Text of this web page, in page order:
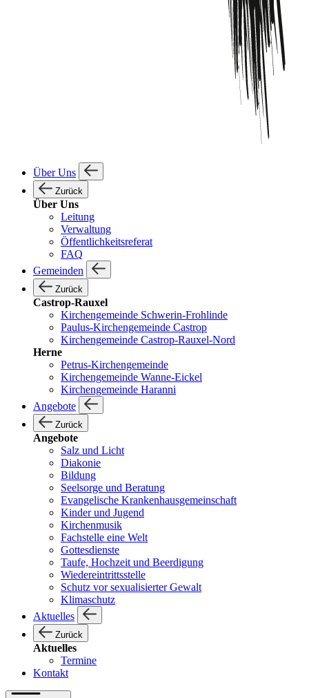
Über Uns
Zurück
Über Uns
Leitung
Verwaltung
Öffentlichkeitsreferat
FAQ
Gemeinden
Zurück
Castrop-Rauxel
Kirchengemeinde Schwerin-Frohlinde
Paulus-Kirchengemeinde Castrop
Kirchengemeinde Castrop-Rauxel-Nord
Herne
Petrus-Kirchengemeinde
Kirchengemeinde Wanne-Eickel
Kirchengemeinde Haranni
Angebote
Zurück
Angebote
Salz und Licht
Diakonie
Bildung
Seelsorge und Beratung
Evangelische Krankenhausgemeinschaft
Kinder und Jugend
Kirchenmusik
Fachstelle eine Welt
Gottesdienste
Taufe, Hochzeit und Beerdigung
Wiedereintrittsstelle
Schutz vor sexualisierter Gewalt
Klimaschutz
Aktuelles
Zurück
Aktuelles
Termine
Kontakt